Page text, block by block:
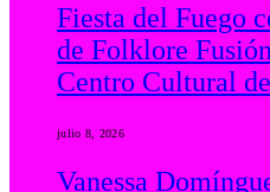
Fiesta del Fuego
de Folklore
Centro Cultural
julio 8, 2026
Vanessa